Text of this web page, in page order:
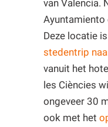
van Valencia.
Ayuntamiento
Deze locatie
stedentrip
vanuit het
les Ciències
ongeveer 30
ook met het